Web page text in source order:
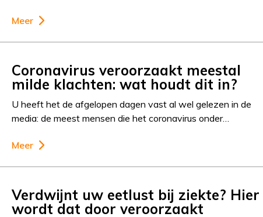
Meer
Coronavirus veroorzaakt meestal
milde klachten: wat houdt dit in?
U heeft het de afgelopen dagen vast al wel gelezen in de
media: de meest mensen die het coronavirus onder…
Meer
Verdwijnt uw eetlust bij ziekte? Hier
wordt dat door veroorzaakt